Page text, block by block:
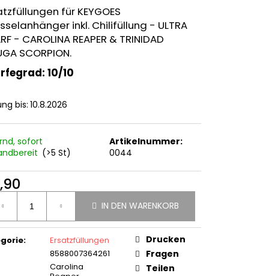
für KEYGOES
inkl. Chilifüllung - ULTRA
- CAROLINA REAPER & TRINIDAD
SCORPION.
10/10
bis: 10.8.2026
sofort
(>5 St)
Artikelnummer:
0044
IN DEN WARENKORB
:
Ersatzfüllungen
8588007364261
Carolina
Drucken
Fragen
Teilen